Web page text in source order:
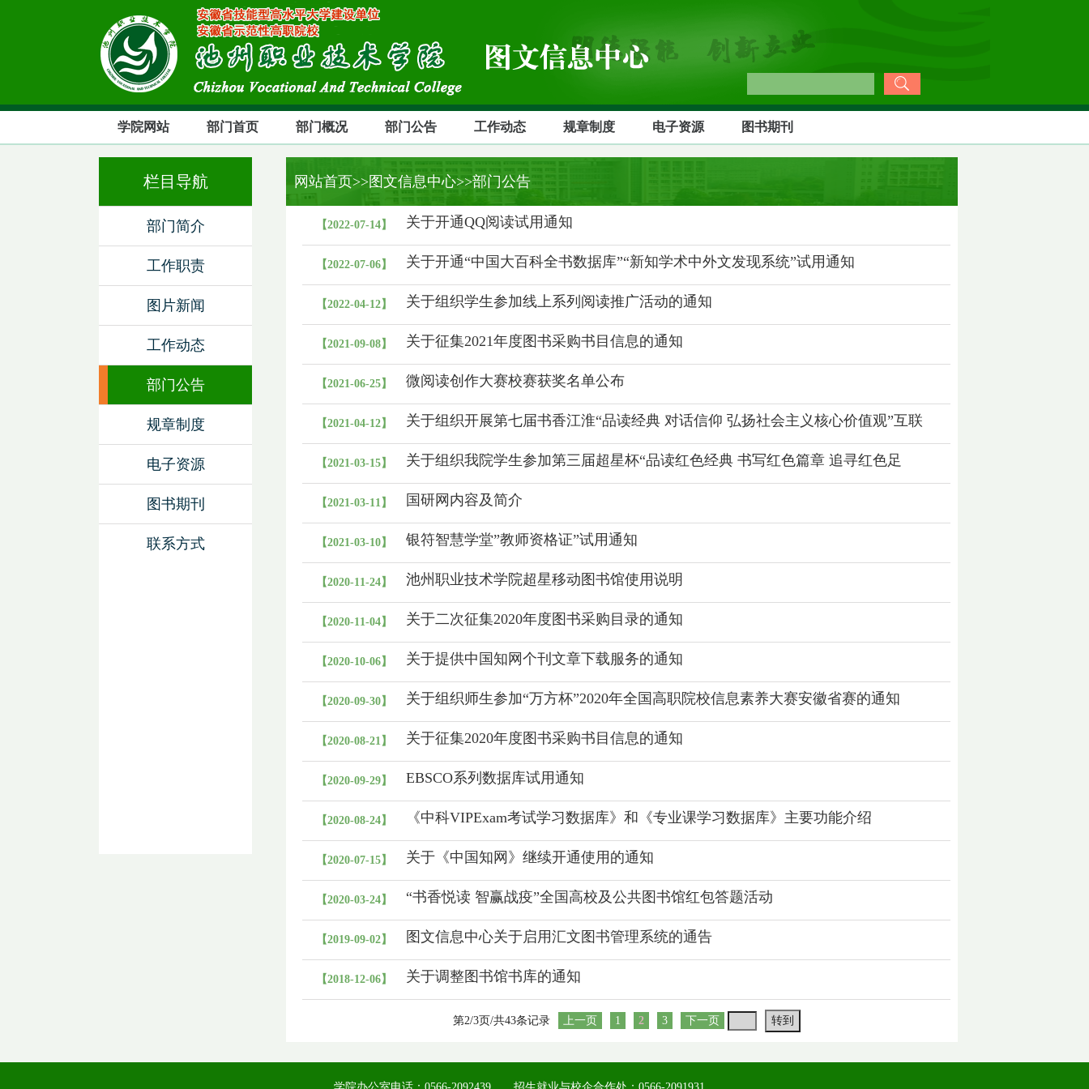
学院网站 部门首页 部门概况 部门公告 工作动态 规章制度 电子资源 图书期刊
栏目导航
部门简介
工作职责
图片新闻
工作动态
部门公告
规章制度
电子资源
图书期刊
联系方式
网站首页>>图文信息中心>>部门公告
【2022-07-14】 关于开通QQ阅读试用通知
【2022-07-06】 关于开通“中国大百科全书数据库”“新知学术中外文发现系统”试用通知
【2022-04-12】 关于组织学生参加线上系列阅读推广活动的通知
【2021-09-08】 关于征集2021年度图书采购书目信息的通知
【2021-06-25】 微阅读创作大赛校赛获奖名单公布
【2021-04-12】
关于组织开展第七届书香江淮“品读经典 对话信仰 弘扬社会主义核心价值观”互联
网阅读系列活动的通知
【2021-03-15】
关于组织我院学生参加第三届超星杯“品读红色经典 书写红色篇章 追寻红色足
迹”微阅读创作大赛的通知
【2021-03-11】 国研网内容及简介
【2021-03-10】 银符智慧学堂”教师资格证”试用通知
【2020-11-24】 池州职业技术学院超星移动图书馆使用说明
【2020-11-04】 关于二次征集2020年度图书采购目录的通知
【2020-10-06】 关于提供中国知网个刊文章下载服务的通知
【2020-09-30】 关于组织师生参加“万方杯”2020年全国高职院校信息素养大赛安徽省赛的通知
【2020-08-21】 关于征集2020年度图书采购书目信息的通知
【2020-09-29】 EBSCO系列数据库试用通知
【2020-08-24】 《中科VIPExam考试学习数据库》和《专业课学习数据库》主要功能介绍
【2020-07-15】 关于《中国知网》继续开通使用的通知
【2020-03-24】 “书香悦读 智赢战疫”全国高校及公共图书馆红包答题活动
【2019-09-02】 图文信息中心关于启用汇文图书管理系统的通告
【2018-12-06】 关于调整图书馆书库的通知
第2/3页/共43条记录 上一页 1 2 3 下一页